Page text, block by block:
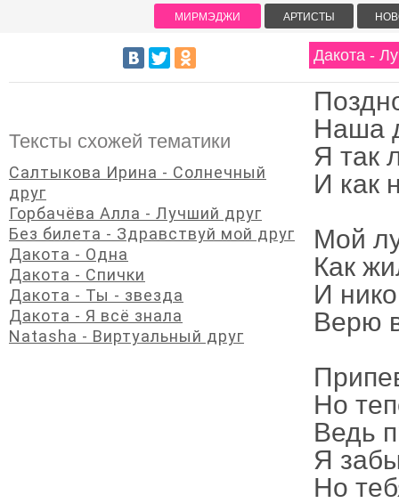
Дакота -
Наша
Я так
И как
Мой
Как
И
Верю
Но
Ведь
Я
Но
Тексты схожей тематики
Салтыкова Ирина - Солнечный
друг
Горбачёва Алла - Лучший друг
Без билета - Здравствуй мой друг
Дакота - Одна
Дакота - Спички
Дакота - Ты - звезда
Дакота - Я всё знала
Natasha - Виртуальный друг
МИРМЭДЖИ АРТИСТЫ